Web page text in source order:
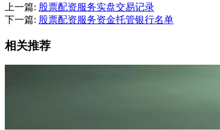
上一篇: 股票配资服务实盘交易记录
下一篇: 股票配资服务资金托管银行名单
相关推荐